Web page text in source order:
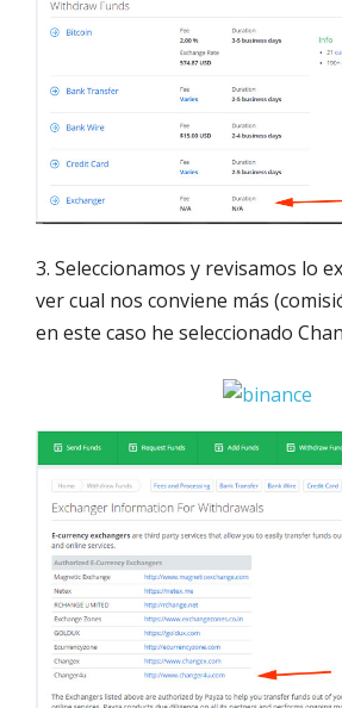
3. Seleccionamos y revisamos lo
ver cual nos conviene más
en este caso he seleccionado